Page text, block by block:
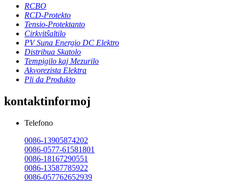
RCBO
RCD-Protekto
Tensio-Protektanto
Cirkvitŝaltilo
PV Suna Energio DC Elektro
Distribua Skatolo
Tempigilo kaj Mezurilo
Akvorezista Elektra
Pli da Produkto
kontaktinformoj
Telefono
0086-13905874202
0086-0577-61581801
0086-18167290551
0086-13587785922
0086-057762652939